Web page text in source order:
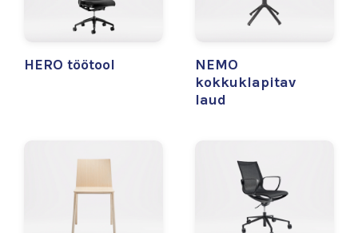
HERO töötool
NEMO
kokkuklapitav
laud